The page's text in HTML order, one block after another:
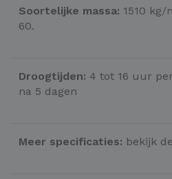
Soortelijke massa: 1510 kg/
60.
Droogtijden: 4 tot 16 uur
na 5 dagen
Meer specificaties: bekijk de